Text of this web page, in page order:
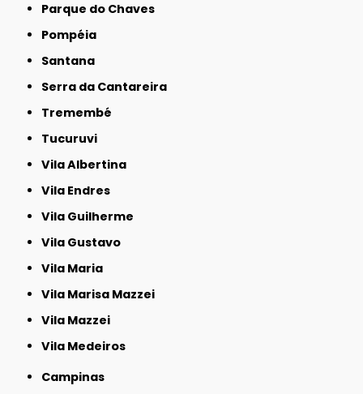
Parque do Chaves
Pompéia
Santana
Serra da Cantareira
Tremembé
Tucuruvi
Vila Albertina
Vila Endres
Vila Guilherme
Vila Gustavo
Vila Maria
Vila Marisa Mazzei
Vila Mazzei
Vila Medeiros
Campinas